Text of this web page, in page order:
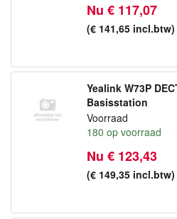
Nu € 117,07
(€ 141,65 incl.btw)
Yealink W73P
Basisstation
Voorraad
180 op voorraad
Nu € 123,43
(€ 149,35 incl.btw)